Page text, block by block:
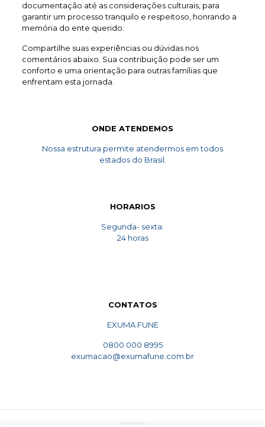
documentação até as considerações culturais, para
garantir um processo tranquilo e respeitoso, honrando a
memória do ente querido.
Compartilhe suas experiências ou dúvidas nos
comentários abaixo. Sua contribuição pode ser um
conforto e uma orientação para outras famílias que
enfrentam esta jornada.
ONDE ATENDEMOS
Nossa estrutura permite atendermos em todos
estados do Brasil.
HORARIOS
Segunda- sexta:
24 horas
CONTATOS
EXUMA FUNE
0800 000 8995
exumacao@exumafune.com.br